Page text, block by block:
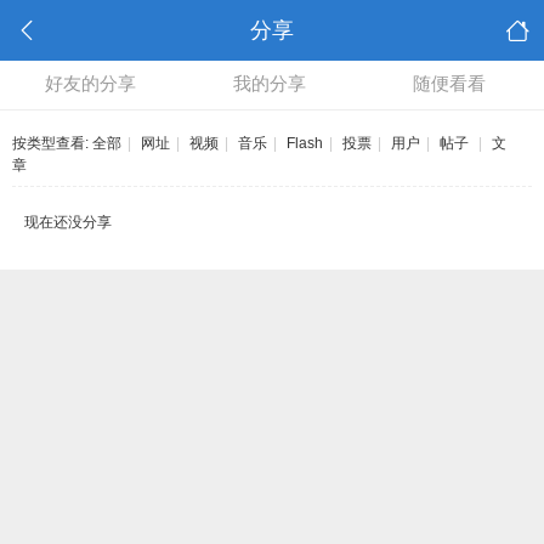
分享
好友的分享 我的分享 随便看看
按类型查看: 全部 网址 视频 音乐 Flash 投票 用户 帖子
文
章
现在还没分享